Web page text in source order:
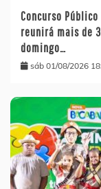
Concurso
reunirá mais de
domingo…
sáb 01/08/2026